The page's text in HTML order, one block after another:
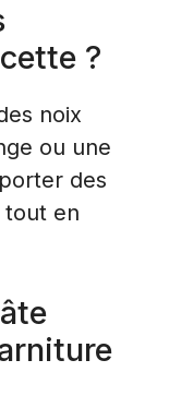
?
noix
ou une
des
tout en